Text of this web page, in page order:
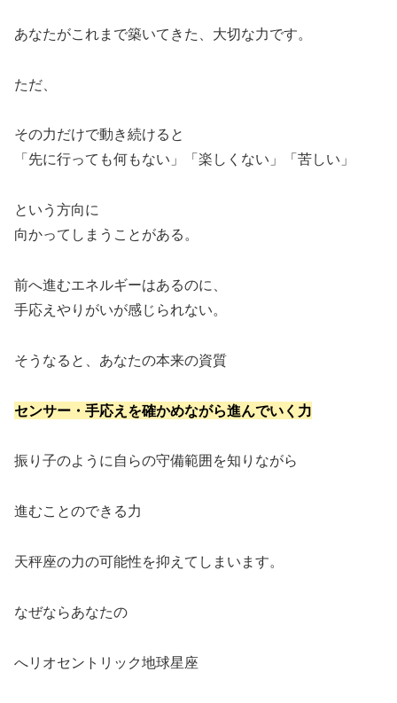
あなたがこれまで築いてきた、大切な力です。
ただ、
その力だけで動き続けると
「先に行っても何もない」「楽しくない」「苦しい」
という方向に
向かってしまうことがある。
前へ進むエネルギーはあるのに、
手応えやりがいが感じられない。
そうなると、あなたの本来の資質
センサー・手応えを確かめながら進んでいく力
振り子のように自らの守備範囲を知りながら
進むことのできる力
天秤座の力の可能性を抑えてしまいます。
なぜならあなたの
へリオセントリック地球星座